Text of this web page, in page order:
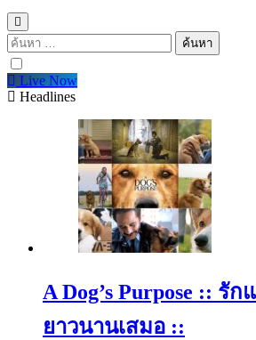
ค้นหา
สำหรับ:
Live Now
Headlines
A Dog’s Purpose :: รั
ยาวนานเสมอ ::